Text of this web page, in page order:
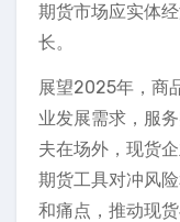
期货市场应实体
长。
展望2025年，商
业发展需求，服
夫在场外，现货
期货工具对冲风
和痛点，推动现